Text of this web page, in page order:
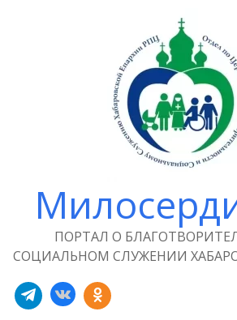
ПОРТАЛ О
СОЦИАЛЬНОМ СЛУЖЕНИИ